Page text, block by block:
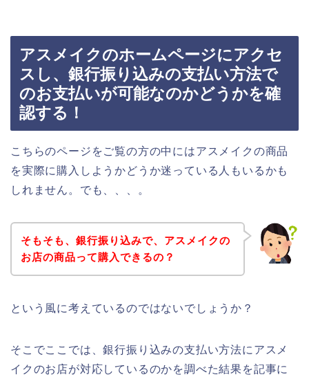
アスメイクのホームページにアクセ
スし、銀行振り込みの支払い方法で
のお支払いが可能なのかどうかを確
認する！
こちらのページをご覧の方の中にはアスメイクの商品
を実際に購入しようかどうか迷っている人もいるかも
しれません。でも、、、。
そもそも、銀行振り込みで、アスメイクの
お店の商品って購入できるの？
という風に考えているのではないでしょうか？
そこでここでは、銀行振り込みの支払い方法にアスメ
イクのお店が対応しているのかを調べた結果を記事に